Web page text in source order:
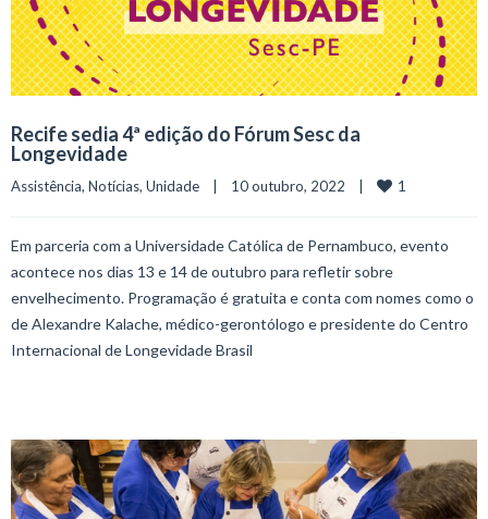
Recife sedia 4ª edição do Fórum Sesc da
Longevidade
Assistência, Notícias, Unidade
    |    10 outubro, 2022    |
1
Em parceria com a Universidade Católica de Pernambuco, evento
acontece nos dias 13 e 14 de outubro para refletir sobre
envelhecimento. Programação é gratuita e conta com nomes como o
de Alexandre Kalache, médico-gerontólogo e presidente do Centro
Internacional de Longevidade Brasil